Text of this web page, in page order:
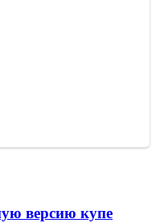
версию купе